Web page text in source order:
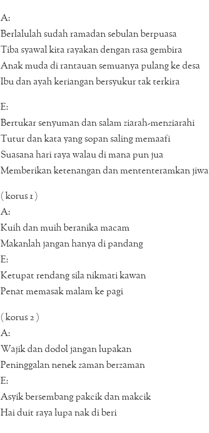
A:
Berlalulah sudah ramadan sebulan berpuasa
Tiba syawal kita rayakan dengan rasa gembira
Anak muda di rantauan semuanya pulang ke desa
Ibu dan ayah keriangan bersyukur tak terkira
E:
Bertukar senyuman dan salam ziarah-menziarahi
Tutur dan kata yang sopan saling memaafi
Suasana hari raya walau di mana pun jua
Memberikan ketenangan dan mententeramkan jiwa
( korus 1 )
A:
Kuih dan muih beranika macam
Makanlah jangan hanya di pandang
E:
Ketupat rendang sila nikmati kawan
Penat memasak malam ke pagi
( korus 2 )
A:
Wajik dan dodol jangan lupakan
Peninggalan nenek zaman berzaman
E:
Asyik bersembang pakcik dan makcik
Hai duit raya lupa nak di beri